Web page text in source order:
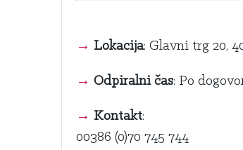
→ Lokacija: Glavni trg 20,
→ Odpiralni čas: Po
→ Kontakt:
00386 (0)70 745 744